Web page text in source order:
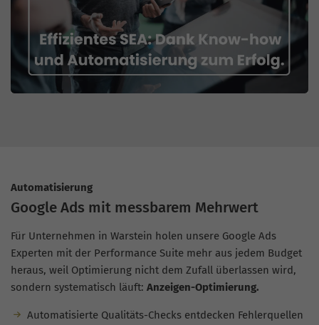
Automatisierung
Google Ads mit messbarem Mehrwert
Für Unternehmen in Warstein holen unsere Google Ads
Experten mit der Performance Suite mehr aus jedem Budget
heraus, weil Optimierung nicht dem Zufall überlassen wird,
sondern systematisch läuft: Anzeigen-Optimierung.
Automatisierte Qualitäts-Checks entdecken Fehlerquellen